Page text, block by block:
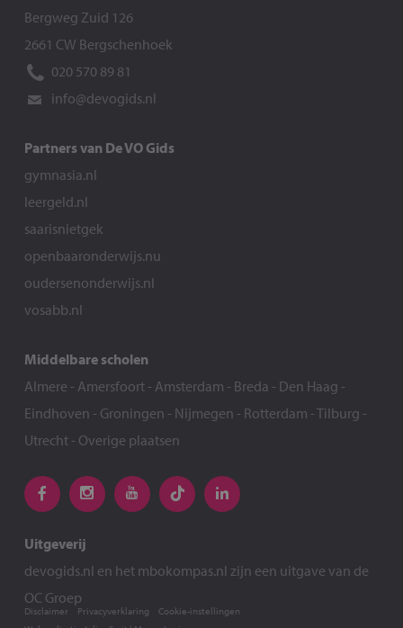
Bergweg Zuid 126
2661 CW Bergschenhoek
020 570 89 81
info@devogids.nl
Partners van De VO Gids
gymnasia.nl
leergeld.nl
saarisnietgek
openbaaronderwijs.nu
oudersenonderwijs.nl
vosabb.nl
Middelbare scholen
Almere - Amersfoort- Amsterdam - Breda - Den Haag -
Eindhoven - Groningen - Nijmegen - Rotterdam -Tilburg -
Utrecht- Overige plaatsen
Uitgeverij
devogids.nl en het mbokompas.nl zijn een uitgave van de
OC Groep
Disclaimer Privacyverklaring Cookie-instellingen